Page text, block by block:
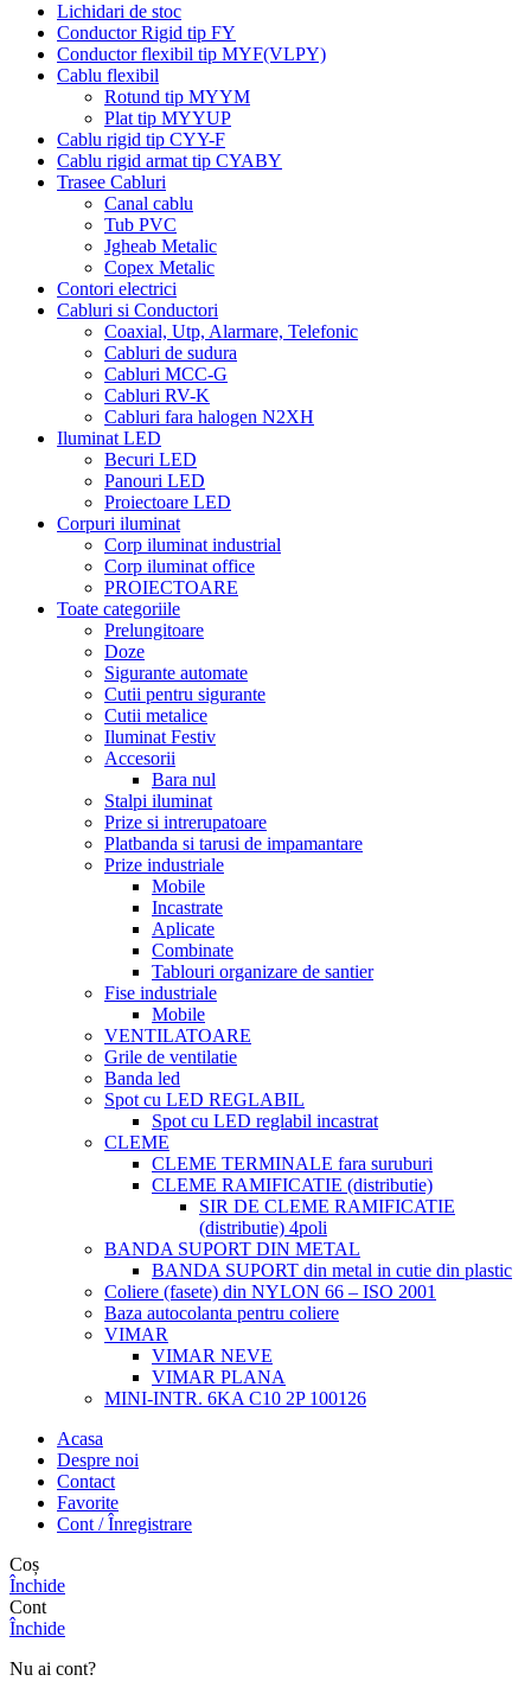
Lichidari de stoc
Conductor Rigid tip FY
Conductor flexibil tip MYF(VLPY)
Cablu flexibil
Rotund tip MYYM
Plat tip MYYUP
Cablu rigid tip CYY-F
Cablu rigid armat tip CYABY
Trasee Cabluri
Canal cablu
Tub PVC
Jgheab Metalic
Copex Metalic
Contori electrici
Cabluri si Conductori
Coaxial, Utp, Alarmare, Telefonic
Cabluri de sudura
Cabluri MCC-G
Cabluri RV-K
Cabluri fara halogen N2XH
Iluminat LED
Becuri LED
Panouri LED
Proiectoare LED
Corpuri iluminat
Corp iluminat industrial
Corp iluminat office
PROIECTOARE
Toate categoriile
Prelungitoare
Doze
Sigurante automate
Cutii pentru sigurante
Cutii metalice
Iluminat Festiv
Accesorii
Bara nul
Stalpi iluminat
Prize si intrerupatoare
Platbanda si tarusi de impamantare
Prize industriale
Mobile
Incastrate
Aplicate
Combinate
Tablouri organizare de santier
Fise industriale
Mobile
VENTILATOARE
Grile de ventilatie
Banda led
Spot cu LED REGLABIL
Spot cu LED reglabil incastrat
CLEME
CLEME TERMINALE fara suruburi
CLEME RAMIFICATIE (distributie)
SIR DE CLEME RAMIFICATIE
(distributie) 4poli
BANDA SUPORT DIN METAL
BANDA SUPORT din metal in cutie din plastic
Coliere (fasete) din NYLON 66 – ISO 2001
Baza autocolanta pentru coliere
VIMAR
VIMAR NEVE
VIMAR PLANA
MINI-INTR. 6KA C10 2P 100126
Acasa
Despre noi
Contact
Favorite
Cont / Înregistrare
Coș
Închide
Cont
Închide
Nu ai cont?